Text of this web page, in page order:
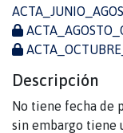
Descripción
No tiene fecha de
sin embargo tiene